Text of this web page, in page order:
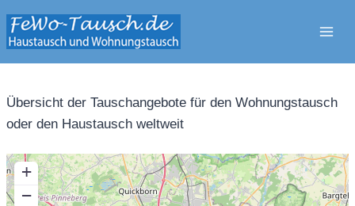
Inhalt
springen
Übersicht der Tauschangebote für den Wohnungstausch
oder den Haustausch weltweit
+
−